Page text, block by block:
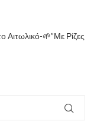
Αιτωλικό-🌱”Με Ρίζες